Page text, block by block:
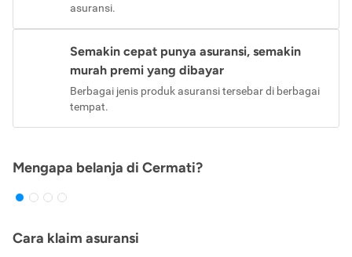
asuransi.
Semakin cepat punya asuransi, semakin
murah premi yang dibayar
Berbagai jenis produk asuransi tersebar di berbagai
tempat.
Mengapa belanja di Cermati?
Cara klaim asuransi